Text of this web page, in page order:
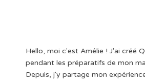
Hello, moi c'est Amélie ! J'ai créé
pendant les préparatifs de mon
Depuis, j'y partage mon